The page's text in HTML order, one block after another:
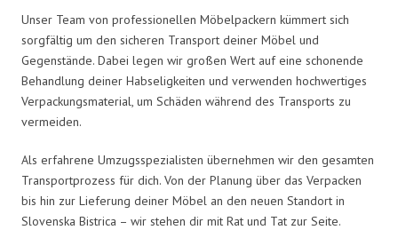
Unser Team von professionellen Möbelpackern kümmert sich
sorgfältig um den sicheren Transport deiner Möbel und
Gegenstände. Dabei legen wir großen Wert auf eine schonende
Behandlung deiner Habseligkeiten und verwenden hochwertiges
Verpackungsmaterial, um Schäden während des Transports zu
vermeiden.
Als erfahrene Umzugsspezialisten übernehmen wir den gesamten
Transportprozess für dich. Von der Planung über das Verpacken
bis hin zur Lieferung deiner Möbel an den neuen Standort in
Slovenska Bistrica – wir stehen dir mit Rat und Tat zur Seite.